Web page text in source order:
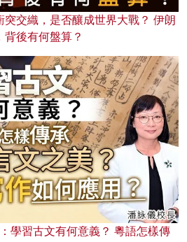
交織，是否釀成世界大戰？ 伊朗
後有何盤算？
學習古文有何意義？ 粵語怎樣傳